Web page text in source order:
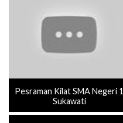
Pesraman Kilat SMA Negeri 1
Sukawati